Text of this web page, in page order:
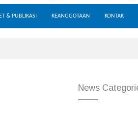
& PUBLIKASI KEANGGOTAAN KONTAK
News